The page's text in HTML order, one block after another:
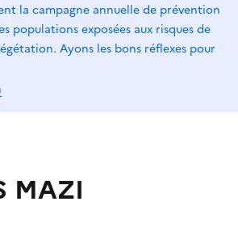
la campagne annuelle de prévention
populations exposées aux risques de
Ayons les bons réflexes pour
MAZI